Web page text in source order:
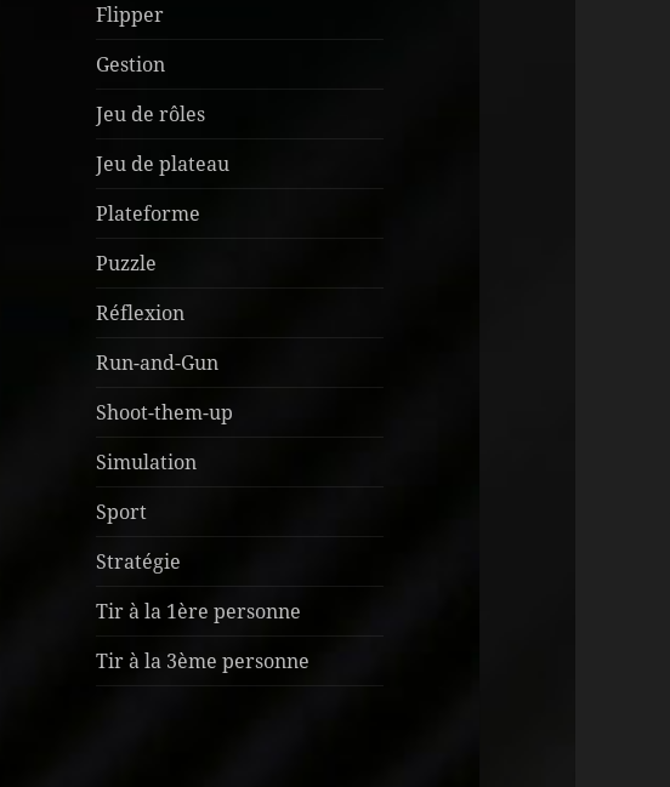
Flipper
Gestion
Jeu de rôles
Jeu de plateau
Plateforme
Puzzle
Réflexion
Run-and-Gun
Shoot-them-up
Simulation
Sport
Stratégie
Tir à la 1ère personne
Tir à la 3ème personne